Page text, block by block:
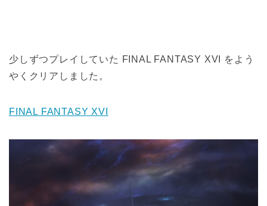
少しずつプレイしていた FINAL FANTASY XVI をよう
やくクリアしました。
FINAL FANTASY XVI